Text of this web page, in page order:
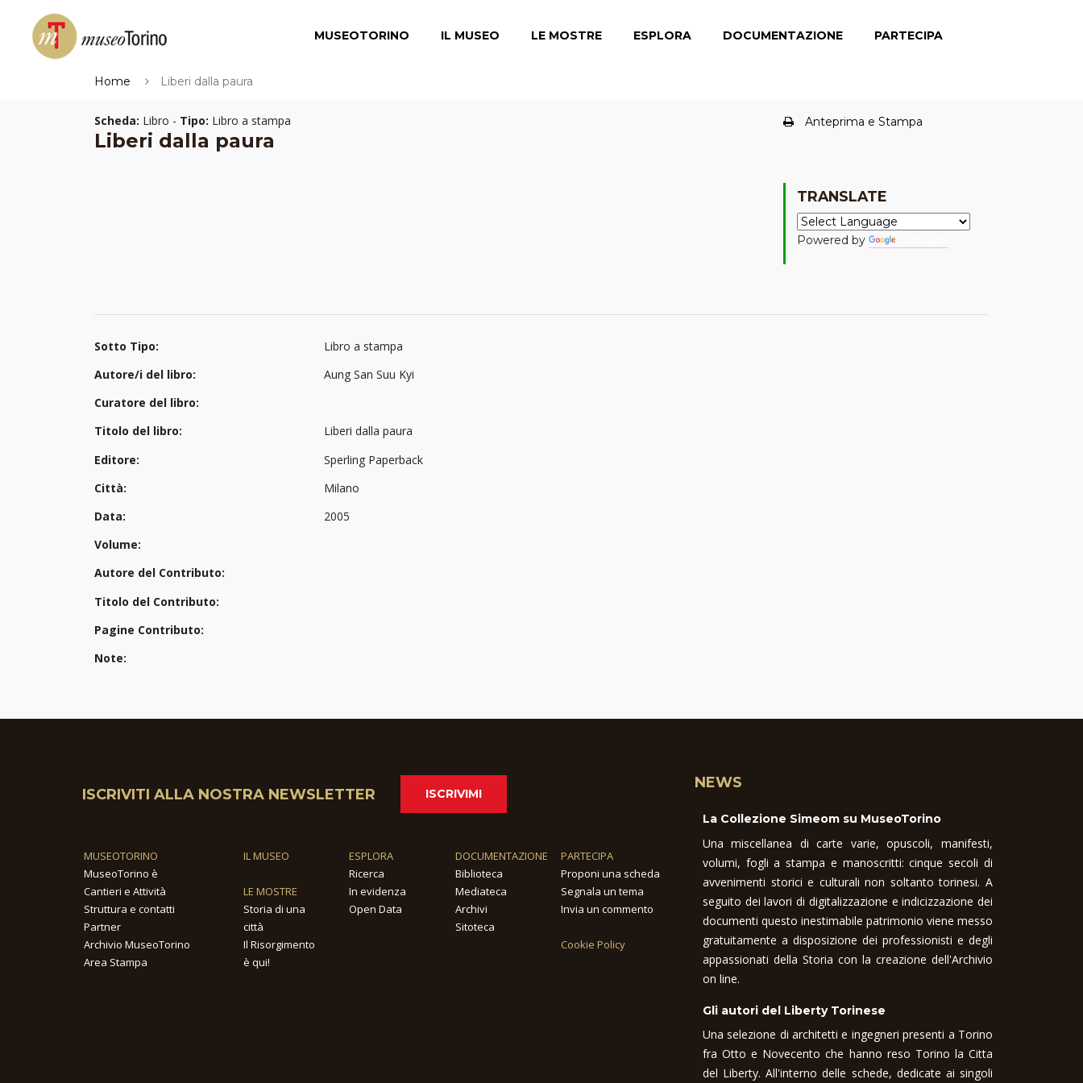
MUSEOTORINO IL MUSEO LE MOSTRE ESPLORA DOCUMENTAZIONE PARTECIPA
Home Liberi dalla paura
Scheda: Libro - Tipo: Libro a stampa
Liberi dalla paura
Anteprima e Stampa
TRANSLATE
Powered by
Sotto Tipo:
Libro a stampa
Autore/i del libro:
Aung San Suu Kyi
Curatore del libro:
Titolo del libro:
Liberi dalla paura
Editore:
Sperling Paperback
Città:
Milano
Data:
2005
Volume:
Autore del Contributo:
Titolo del Contributo:
Pagine Contributo:
Note:
ISCRIVITI ALLA NOSTRA NEWSLETTER ISCRIVIMI
MUSEOTORINO
MuseoTorino è
Cantieri e Attività
Struttura e contatti
Partner
Archivio MuseoTorino
Area Stampa
IL MUSEO
LE MOSTRE
Storia di una
città
Il Risorgimento
è qui!
ESPLORA
Ricerca
In evidenza
Open Data
DOCUMENTAZIONE
Biblioteca
Mediateca
Archivi
Sitoteca
PARTECIPA
Proponi una scheda
Segnala un tema
Invia un commento
Cookie Policy
NEWS
La Collezione Simeom su MuseoTorino
Una miscellanea di carte varie, opuscoli, manifesti,
volumi, fogli a stampa e manoscritti: cinque secoli di
avvenimenti storici e culturali non soltanto torinesi. A
seguito dei lavori di digitalizzazione e indicizzazione dei
documenti questo inestimabile patrimonio viene messo
gratuitamente a disposizione dei professionisti e degli
appassionati della Storia con la creazione dell'Archivio
on line.
Gli autori del Liberty Torinese
Una selezione di architetti e ingegneri presenti a Torino
fra Otto e Novecento che hanno reso Torino la Citta
del Liberty. All'interno delle schede, dedicate ai singoli